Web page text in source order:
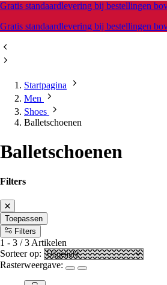
Gratis standaardlevering bij bestellingen
Gratis standaardlevering bij bestellingen
Startpagina
Men
Shoes
Balletschoenen
Balletschoenen
Filters
Toepassen
Filters
1 - 3 / 3 Artikelen
Sorteer op:
Rasterweergave: